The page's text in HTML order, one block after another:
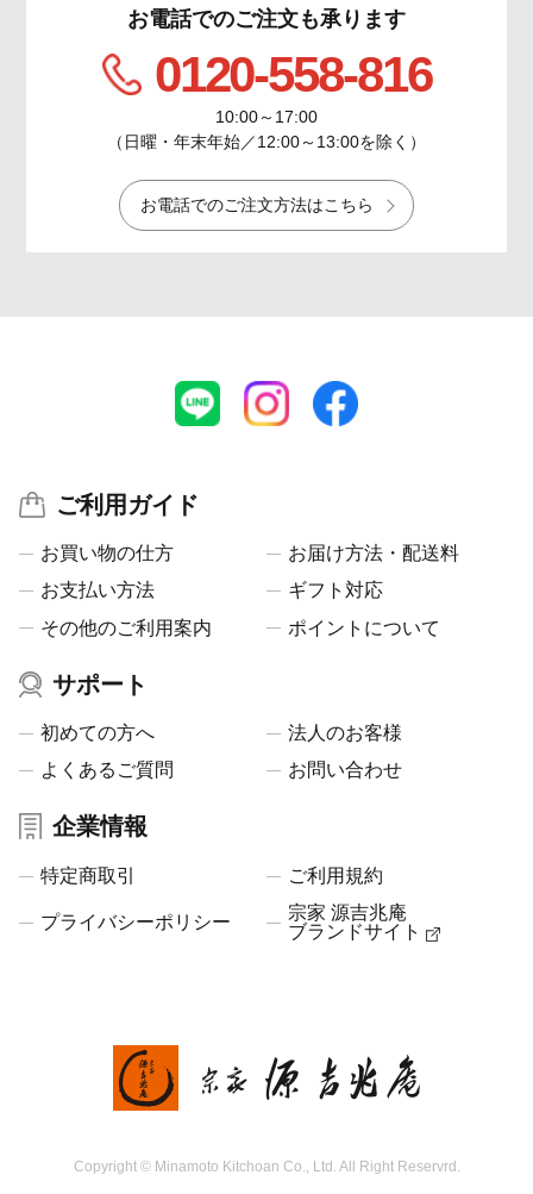
お電話でのご注文も承ります
0120-558-816
10:00～17:00
（日曜・年末年始／12:00～13:00を除く）
お電話でのご注文方法はこちら
ご利用ガイド
お買い物の仕方
お届け方法・配送料
お支払い方法
ギフト対応
その他のご利用案内
ポイントについて
サポート
初めての方へ
法人のお客様
よくあるご質問
お問い合わせ
企業情報
特定商取引 ご利用規約
プライバシーポリシー
宗家 源吉兆庵
ブランドサイト
Copyright © Minamoto Kitchoan Co., Ltd. All Right Reservrd.